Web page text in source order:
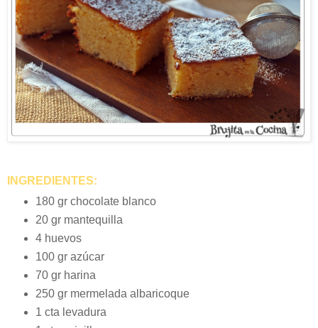
INGREDIENTES:
180 gr chocolate blanco
20 gr mantequilla
4 huevos
100 gr azúcar
70 gr harina
250 gr mermelada albaricoque
1 cta levadura